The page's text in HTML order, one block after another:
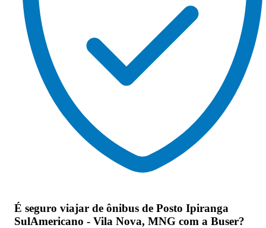
É seguro viajar de ônibus de Posto Ipiranga
SulAmericano - Vila Nova, MNG com a Buser?